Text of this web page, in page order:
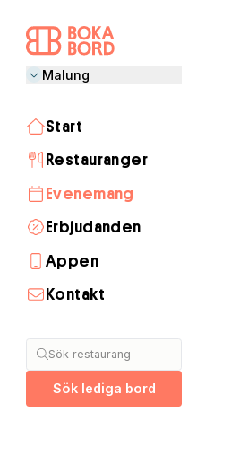
Malung
Start
Restauranger
Evenemang
Erbjudanden
Appen
Kontakt
Sök restaurang
Sök lediga bord